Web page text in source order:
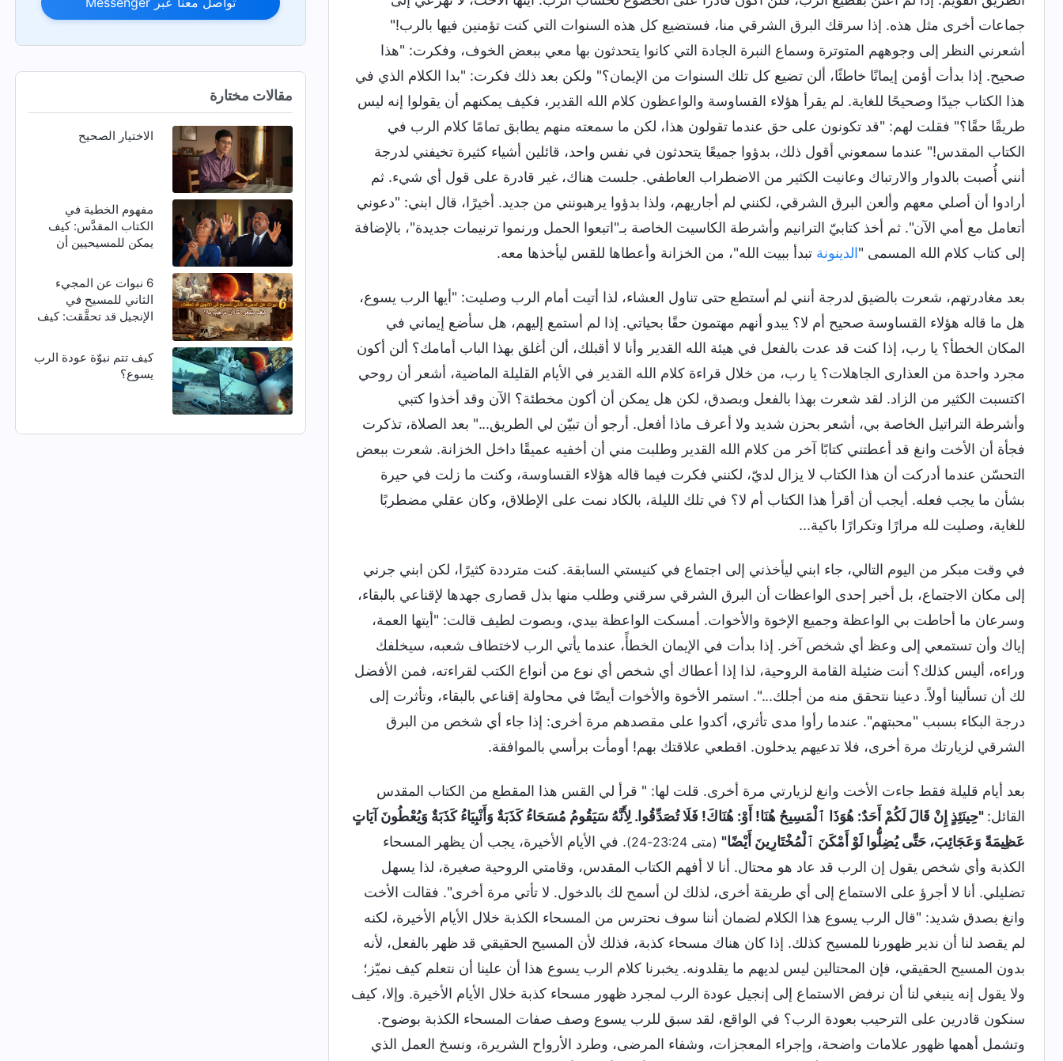
جماعات أخرى مثل هذه. إذا سرقك البرق الشرقي منا، فستضيع كل هذه السنوات التي كنت تؤمنين فيها بالرب!"
أشعرني النظر إلى وجوههم المتوترة وسماع النبرة الجادة التي كانوا يتحدثون بها معي ببعض الخوف، وفكرت: "هذا
صحيح. إذا بدأت أؤمن إيمانًا خاطئًا، ألن تضيع كل تلك السنوات من الإيمان؟" ولكن بعد ذلك فكرت: "بدا الكلام الذي في
هذا الكتاب جيدًا وصحيحًا للغاية. لم يقرأ هؤلاء القساوسة والواعظون كلام الله القدير، فكيف يمكنهم أن يقولوا إنه ليس
طريقًا حقًا؟" فقلت لهم: "قد تكونون على حق عندما تقولون هذا، لكن ما سمعته منهم يطابق تمامًا كلام الرب في
الكتاب المقدس!" عندما سمعوني أقول ذلك، بدؤوا جميعًا يتحدثون في نفس واحد، قائلين أشياء كثيرة تخيفني لدرجة
أنني أُصبت بالدوار والارتباك وعانيت الكثير من الاضطراب العاطفي. جلست هناك، غير قادرة على قول أي شيء. ثم
أرادوا أن أصلي معهم وألعن البرق الشرقي، لكنني لم أجاريهم، ولذا بدؤوا يرهبونني من جديد. أخيرًا، قال ابني: "دعوني
أتعامل مع أمي الآن". ثم أخذ كتابيّ الترانيم وأشرطة الكاسيت الخاصة بـ"اتبعوا الحمل ورنموا ترنيمات جديدة"، بالإضافة
إلى كتاب كلام الله المسمى "الدينونة تبدأ ببيت الله"، من الخزانة وأعطاها للقس ليأخذها معه.
بعد مغادرتهم، شعرت بالضيق لدرجة أنني لم أستطع حتى تناول العشاء، لذا أتيت أمام الرب وصليت: "أيها الرب يسوع،
هل ما قاله هؤلاء القساوسة صحيح أم لا؟ يبدو أنهم مهتمون حقًا بحياتي. إذا لم أستمع إليهم، هل سأضع إيماني في
المكان الخطأ؟ يا رب، إذا كنت قد عدت بالفعل في هيئة الله القدير وأنا لا أقبلك، ألن أغلق بهذا الباب أمامك؟ ألن أكون
مجرد واحدة من العذارى الجاهلات؟ يا رب، من خلال قراءة كلام الله القدير في الأيام القليلة الماضية، أشعر أن روحي
اكتسبت الكثير من الزاد. لقد شعرت بهذا بالفعل وبصدق، لكن هل يمكن أن أكون مخطئة؟ الآن وقد أخذوا كتبي
وأشرطة التراتيل الخاصة بي، أشعر بحزن شديد ولا أعرف ماذا أفعل. أرجو أن تبيّن لي الطريق..." بعد الصلاة، تذكرت
فجأة أن الأخت وانغ قد أعطتني كتابًا آخر من كلام الله القدير وطلبت مني أن أخفيه عميقًا داخل الخزانة. شعرت ببعض
التحسّن عندما أدركت أن هذا الكتاب لا يزال لديّ، لكنني فكرت فيما قاله هؤلاء القساوسة، وكنت ما زلت في حيرة
بشأن ما يجب فعله. أيجب أن أقرأ هذا الكتاب أم لا؟ في تلك الليلة، بالكاد نمت على الإطلاق، وكان عقلي مضطربًا
للغاية، وصليت لله مرارًا وتكرارًا باكية...
في وقت مبكر من اليوم التالي، جاء ابني ليأخذني إلى اجتماع في كنيستي السابقة. كنت مترددة كثيرًا، لكن ابني جرني
إلى مكان الاجتماع، بل أخبر إحدى الواعظات أن البرق الشرقي سرقني وطلب منها بذل قصارى جهدها لإقناعي بالبقاء،
وسرعان ما أحاطت بي الواعظة وجميع الإخوة والأخوات. أمسكت الواعظة بيدي، وبصوت لطيف قالت: "أيتها العمة،
إياك وأن تستمعي إلى وعظ أي شخص آخر. إذا بدأت في الإيمان الخطأً، عندما يأتي الرب لاختطاف شعبه، سيخلفك
وراءه، أليس كذلك؟ أنت ضئيلة القامة الروحية، لذا إذا أعطاك أي شخص أي نوع من أنواع الكتب لقراءته، فمن الأفضل
لك أن تسألينا أولاً. دعينا نتحقق منه من أجلك...". استمر الأخوة والأخوات أيضًا في محاولة إقناعي بالبقاء، وتأثرت إلى
درجة البكاء بسبب "محبتهم". عندما رأوا مدى تأثري، أكدوا على مقصدهم مرة أخرى: إذا جاء أي شخص من البرق
الشرقي لزيارتك مرة أخرى، فلا تدعيهم يدخلون. اقطعي علاقتك بهم! أومأت برأسي بالموافقة.
بعد أيام قليلة فقط جاءت الأخت وانغ لزيارتي مرة أخرى. قلت لها: " قرأ لي القس هذا المقطع من الكتاب المقدس
القائل: "حِينَئِذٍ إِنْ قَالَ لَكُمْ أَحَدٌ: هُوَذَا ٱلْمَسِيحُ هُنَا! أَوْ: هُنَاكَ! فَلَا تُصَدِّقُوا. لِأَنَّهُ سَيَقُومُ مُسَحَاءُ كَذَبَةٌ وَأَنْبِيَاءُ كَذَبَةٌ وَيُعْطُونَ آيَاتٍ
عَظِيمَةً وَعَجَائِبَ، حَتَّى يُضِلُّوا لَوْ أَمْكَنَ ٱلْمُخْتَارِينَ أَيْضًا" (متى 23:24-24)
. في الأيام الأخيرة، يجب أن يظهر المسحاء
الكذبة وأي شخص يقول إن الرب قد عاد هو محتال. أنا لا أفهم الكتاب المقدس، وقامتي الروحية صغيرة، لذا يسهل
تضليلي. أنا لا أجرؤ على الاستماع إلى أي طريقة أخرى، لذلك لن أسمح لك بالدخول. لا تأتي مرة أخرى". فقالت الأخت
وانغ بصدق شديد: "قال الرب يسوع هذا الكلام لضمان أننا سوف نحترس من المسحاء الكذبة خلال الأيام الأخيرة، لكنه
لم يقصد لنا أن ندير ظهورنا للمسيح كذلك. إذا كان هناك مسحاء كذبة، فذلك لأن المسيح الحقيقي قد ظهر بالفعل، لأنه
بدون المسيح الحقيقي، فإن المحتالين ليس لديهم ما يقلدونه. يخبرنا كلام الرب يسوع هذا أن علينا أن نتعلم كيف نميّز؛
ولا يقول إنه ينبغي لنا أن نرفض الاستماع إلى إنجيل عودة الرب لمجرد ظهور مسحاء كذبة خلال الأيام الأخيرة. وإلا، كيف
سنكون قادرين على الترحيب بعودة الرب؟ في الواقع، لقد سبق للرب يسوع وصف صفات المسحاء الكذبة بوضوح.
وتشمل أهمها ظهور علامات واضحة، وإجراء المعجزات، وشفاء المرضى، وطرد الأرواح الشريرة، ونسخ العمل الذي
مقالات مختارة
الاختيار الصحيح
مفهوم الخطية في
الكتاب المقدَّس: كيف
يمكن للمسيحيين أن
6 نبوات عن المجيء
الثاني للمسيح في
الإنجيل قد تحقَّقت: كيف
كيف تتم نبوّة عودة الرب
يسوع؟